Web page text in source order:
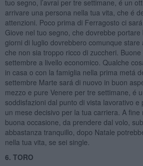
tuo segno, l’avrai per tre settimane, é un
arrivare una persona nella tua vita, che é
attenzioni. Poco prima di Ferragosto ci
Giove nel tuo segno, che dovrebbe
giorni di luglio dovrebbero comunque stare
che non sia troppo ricco di zuccheri.
settembre a livello economico. Qualche
in casa o con la famiglia nella prima metá
settembre Marte sará di nuovo in buon
mezzo e pure Venere per tre settimane, é
soddisfazioni dal punto di vista lavorativo
un mese decisivo per la tua carriera. A
buona occasione, da prendere dal volo,
abbastanza tranquillo, dopo Natale
nella tua vita, se sei single.
6. TORO